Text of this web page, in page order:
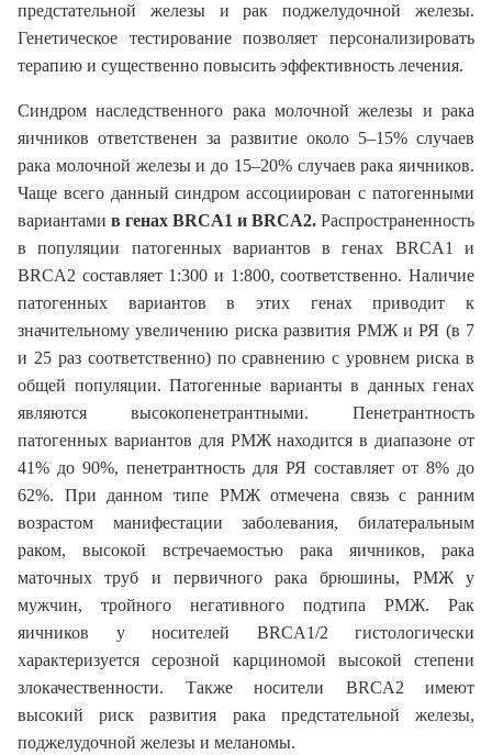
предстательной железы и рак поджелудочной железы.
Генетическое тестирование позволяет персонализировать
терапию и существенно повысить эффективность лечения.
Синдром наследственного рака молочной железы и рака
яичников ответственен за развитие около 5–15% случаев
рака молочной железы и до 15–20% случаев рака яичников.
Чаще всего данный синдром ассоциирован с патогенными
вариантами в генах BRCA1 и BRCA2. Распространенность
в популяции патогенных вариантов в генах BRCA1 и
BRCA2 составляет 1:300 и 1:800, соответственно. Наличие
патогенных вариантов в этих генах приводит к
значительному увеличению риска развития РМЖ и РЯ (в 7
и 25 раз соответственно) по сравнению с уровнем риска в
общей популяции. Патогенные варианты в данных генах
являются высокопенетрантными. Пенетрантность
патогенных вариантов для РМЖ находится в диапазоне от
41% до 90%, пенетрантность для РЯ составляет от 8% до
62%. При данном типе РМЖ отмечена связь с ранним
возрастом манифестации заболевания, билатеральным
раком, высокой встречаемостью рака яичников, рака
маточных труб и первичного рака брюшины, РМЖ у
мужчин, тройного негативного подтипа РМЖ. Рак
яичников у носителей BRCA1/2 гистологически
характеризуется серозной карциномой высокой степени
злокачественности. Также носители BRCA2 имеют
высокий риск развития рака предстательной железы,
поджелудочной железы и меланомы.